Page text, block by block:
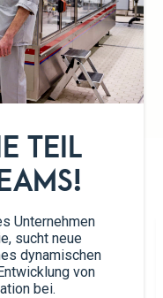
TEIL
Unternehmen
sucht neue
dynamischen
von
bei.
Article nb.
53186 (x6)